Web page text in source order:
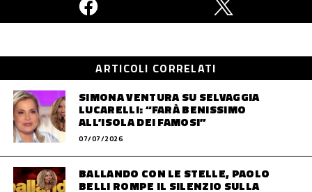
ARTICOLI CORRELATI
SIMONA VENTURA SU SELVAGGIA
LUCARELLI: “FARÀ BENISSIMO
ALL’ISOLA DEI FAMOSI”
07/07/2026
BALLANDO CON LE STELLE, PAOLO
BELLI ROMPE IL SILENZIO SULLA